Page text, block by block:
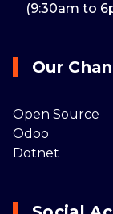
(9:30am to
Our
Open Source
Odoo
Dotnet